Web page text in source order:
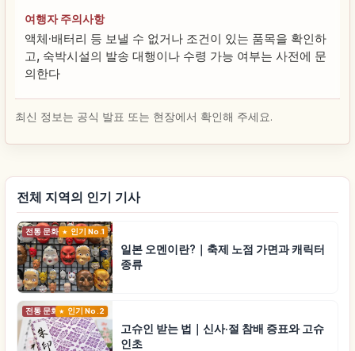
여행자 주의사항
액체·배터리 등 보낼 수 없거나 조건이 있는 품목을 확인하
고, 숙박시설의 발송 대행이나 수령 가능 여부는 사전에 문
의한다
최신 정보는 공식 발표 또는 현장에서 확인해 주세요.
전체 지역의 인기 기사
전통 문화 인기 No.1
일본 오멘이란?｜축제 노점 가면과 캐릭터
종류
전통 문화 인기 No.2
고슈인 받는 법｜신사·절 참배 증표와 고슈
인초